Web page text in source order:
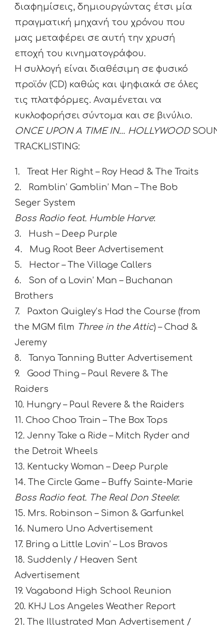
διαφημίσεις, δημιουργώντας έτσι μία
πραγματική μηχανή του χρόνου που
μας μεταφέρει σε αυτή την χρυσή
εποχή του κινηματογράφου.
Η συλλογή είναι διαθέσιμη σε φυσικό
προϊόν (CD) καθώς και ψηφιακά σε όλες
τις πλατφόρμες. Αναμένεται να
κυκλοφορήσει σύντομα και σε βινύλιο.
ONCE UPON A TIME IN… HOLLYWOOD
TRACKLISTING:
1. Treat Her Right – Roy Head & The Traits
2. Ramblin’ Gamblin’ Man – The Bob
Seger System
Boss Radio feat. Humble Harve:
3. Hush – Deep Purple
4. Mug Root Beer Advertisement
5. Hector – The Village Callers
6. Son of a Lovin’ Man – Buchanan
Brothers
7. Paxton Quigley’s Had the Course (from
the MGM film Three in the Attic) – Chad &
Jeremy
8. Tanya Tanning Butter Advertisement
9. Good Thing – Paul Revere & The
Raiders
10. Hungry – Paul Revere & the Raiders
11. Choo Choo Train – The Box Tops
12. Jenny Take a Ride – Mitch Ryder and
the Detroit Wheels
13. Kentucky Woman – Deep Purple
14. The Circle Game – Buffy Sainte-Marie
Boss Radio feat. The Real Don Steele:
15. Mrs. Robinson – Simon & Garfunkel
16. Numero Uno Advertisement
17. Bring a Little Lovin’ – Los Bravos
18. Suddenly / Heaven Sent
Advertisement
19. Vagabond High School Reunion
20. KHJ Los Angeles Weather Report
21. The Illustrated Man Advertisement /